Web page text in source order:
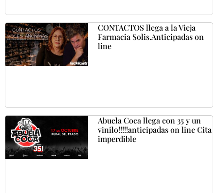
CONTACTOS llega a la Vieja
Farmacia Solis.Anticipadas on
line
Abuela Coca llega con 35 y un
vinilo!!!!!anticipadas on line Cita
imperdible